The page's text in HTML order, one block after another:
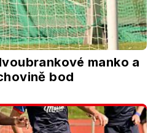
manko a
bod